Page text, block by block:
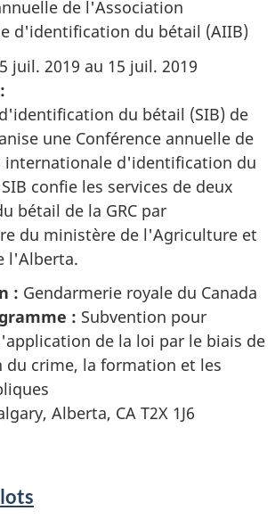
de l'Association
d'identification du bétail (AIIB)
juil. 2019 au 15 juil. 2019
du bétail (SIB) de
une Conférence annuelle de
internationale d'identification du
confie les services de deux
bétail de la GRC par
du ministère de l'Agriculture et
l'Alberta.
: Gendarmerie royale du Canada
: Subvention pour
de la loi par le biais de
du crime, la formation et les
Alberta, CA T2X 1J6